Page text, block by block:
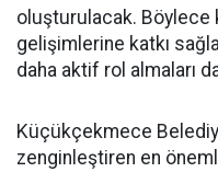
oluşturulacak. Böylece
gelişimlerine katkı
daha aktif rol almaları
Küçükçekmece
zenginleştiren en